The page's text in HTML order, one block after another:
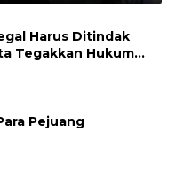
Harus Ditindak
Tegakkan Hukum
Pejuang